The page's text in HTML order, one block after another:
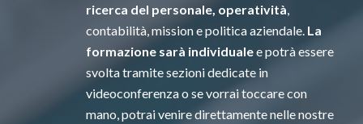
ricerca del personale, operatività
contabilità, mission e politica aziendale. La
formazione sarà individualee potrà essere
svolta tramite sezioni dedicate in
videoconferenza o se vorrai toccare con
mano, potrai venire direttamente nelle nostre